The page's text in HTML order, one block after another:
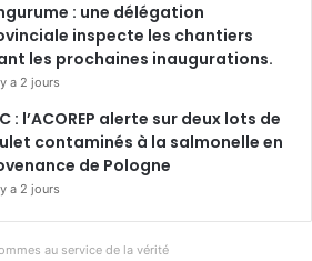
: une délégation
inspecte les chantiers
les prochaines inaugurations.
a 2 jours
: l’ACOREP alerte sur deux lots de
contaminés à la salmonelle en
de Pologne
a 2 jours
au service de la vérité